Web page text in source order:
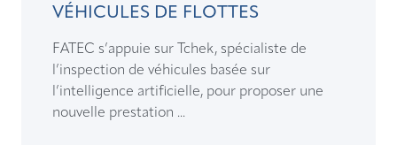
VÉHICULES DE FLOTTES
FATEC s’appuie sur Tchek, spécialiste de
l’inspection de véhicules basée sur
l’intelligence artificielle, pour proposer une
nouvelle prestation ...